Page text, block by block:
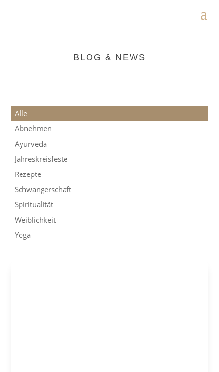
BLOG & NEWS
Alle
Abnehmen
Ayurveda
Jahreskreisfeste
Rezepte
Schwangerschaft
Spiritualität
Weiblichkeit
Yoga